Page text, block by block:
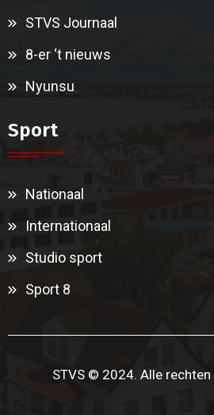
STVS Journaal
8-er ‘t nieuws
Nyunsu
Sport
Nationaal
Internationaal
Studio sport
Sport 8
STVS © 2024. Alle rechten